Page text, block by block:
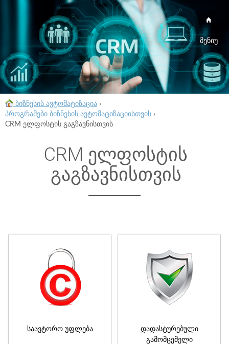
მენიუ
ბიზნესის ავტომატიზაცია ›
პროგრამები ბიზნესის ავტომატიზაციისთვის ›
CRM ელფოსტის გაგზავნისთვის
CRM ელფოსტის
გაგზავნისთვის
საავტორო უფლება
დადასტურებული
გამომცემელი